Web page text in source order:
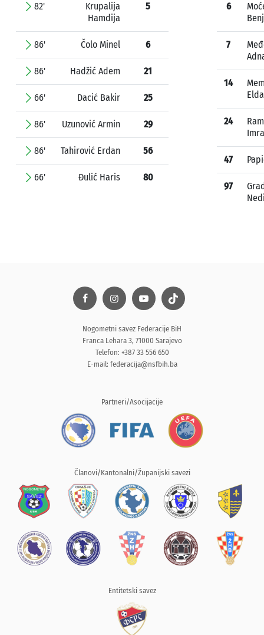
82'
Krupalija
Hamdija
5
86' Čolo Minel 6
86' Hadžić Adem 21
66' Dacić Bakir 25
86' Uzunović Armin 29
86' Tahirović Erdan 56
66' Đulić Haris 80
6
7
14
24
47
97
Nogometni savez Federacije BiH
Franca Lehara 3, 71000 Sarajevo
Telefon: +387 33 556 650
E-mail: federacija@nsfbih.ba
Partneri/Asocijacije
Članovi/Kantonalni/Županijski savezi
Entitetski savez